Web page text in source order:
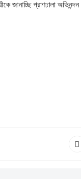
জানাচ্ছি প্রাণঢালা